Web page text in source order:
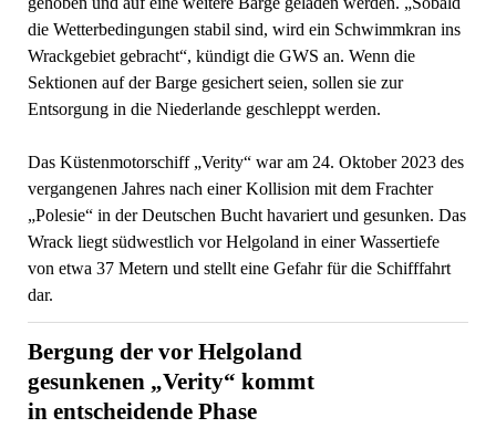
die Wetterbedingungen stabil sind, wird ein Schwimmkran ins
Wrackgebiet gebracht“, kündigt die GWS an. Wenn die
Sektionen auf der Barge gesichert seien, sollen sie zur
Entsorgung in die Niederlande geschleppt werden.
Das Küstenmotorschiff „Verity“ war am 24. Oktober 2023 des
vergangenen Jahres nach einer Kollision mit dem Frachter
„Polesie“ in der Deutschen Bucht havariert und gesunken. Das
Wrack liegt südwestlich vor Helgoland in einer Wassertiefe
von etwa 37 Metern und stellt eine Gefahr für die Schifffahrt
dar.
Bergung der vor Helgoland
gesunkenen „Verity“ kommt
in entscheidende Phase